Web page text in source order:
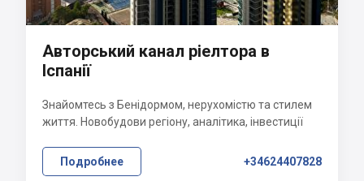
Авторський канал ріелтора в
Іспанії
Знайомтесь з Бенідормом, нерухомістю та стилем
життя. Новобудови регіону, аналітика, інвестиції
Подробнее +34624407828